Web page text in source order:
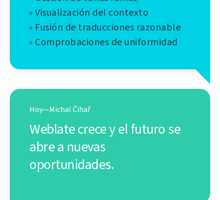
◦ Visualización del contexto
◦ Fusión de traducciones razonable
◦ Comprobaciones de uniformidad
Hoy—Michal Čihař
Weblate crece y el futuro se
abre a nuevas
oportunidades.